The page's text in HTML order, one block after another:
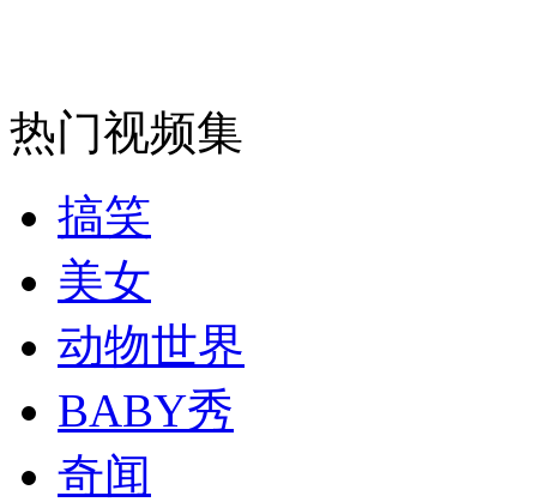
走！跟着总书记去植树
消防员救轻生者
纽约上演“枕头大战”
司机酒驾遇交警 急速倒车逃窜
热门视频集
搞笑
美女
动物世界
BABY秀
奇闻